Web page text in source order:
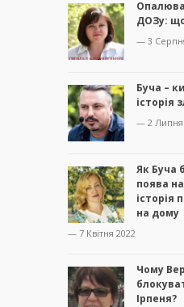
ДОЗу:
— 3
Буча –
історія
— 2 Липня
Як Буча
поява
історія
на дому
— 7 Квітня 2022
Чому
Ірпеня?